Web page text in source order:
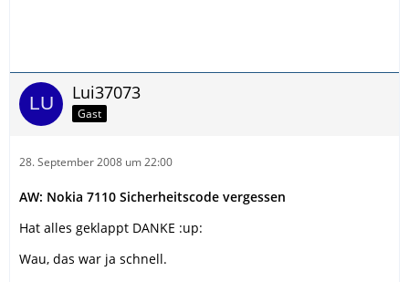
Lui37073
Gast
28. September 2008 um 22:00
AW: Nokia 7110 Sicherheitscode vergessen
Hat alles geklappt DANKE :up:
Wau, das war ja schnell.